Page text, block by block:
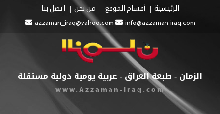
أقسام الموقع من نحن
اتصل بنا
azzaman_iraq@yahoo.com
info@azzaman-
- طبعة العراق - عربية يومية دولية مستقلة
www.Azzaman-Iraq.com